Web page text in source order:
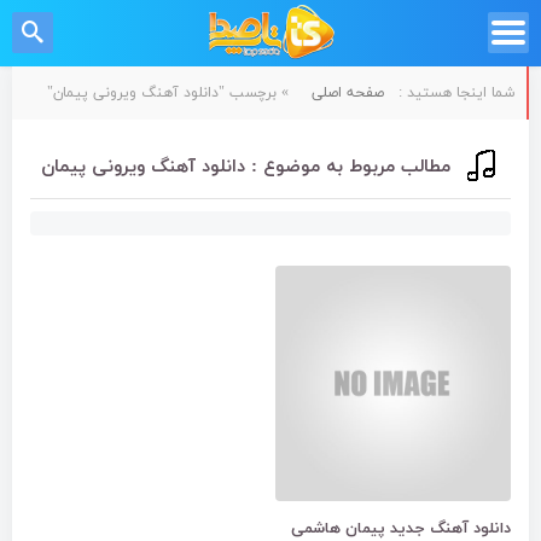
شما اینجا هستید : صفحه اصلی » برچسب "دانلود آهنگ ویرونی پیمان"
مطالب مربوط به موضوع : دانلود آهنگ ویرونی پیمان
دانلود آهنگ جدید پیمان هاشمی